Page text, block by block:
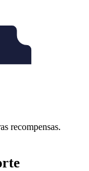
recompensas.